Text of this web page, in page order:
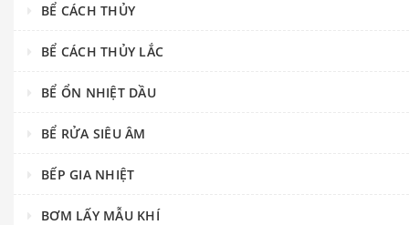
BỂ CÁCH THỦY
BỂ CÁCH THỦY LẮC
BỂ ỔN NHIỆT DẦU
BỂ RỬA SIÊU ÂM
BẾP GIA NHIỆT
BƠM LẤY MẪU KHÍ